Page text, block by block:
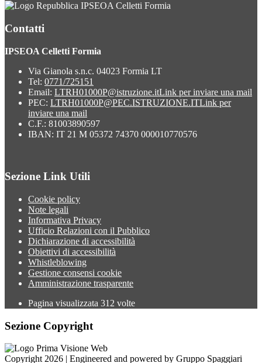
IPSEOA Celletti Formia
Contatti
IPSEOA Celletti Formia
Via Gianola s.n.c. 04023 Formia LT
Tel: 0771/725151
Email: LTRH01000P@istruzione.itLink per inviare una mail
PEC: LTRH01000P@PEC.ISTRUZIONE.ITLink per
inviare una mail
C.F.: 81003890597
IBAN: IT 21 M 05372 74370 000010770576
Sezione Link Utili
Cookie policy
Note legali
Informativa Privacy
Ufficio Relazioni con il Pubblico
Dichiarazione di accessibilità
Obiettivi di accessibilità
Whistleblowing
Gestione consensi cookie
Amministrazione trasparente
Pagina visualizzata 312 volte
Sezione Copyright
Copyright 2026 | Engineered and powered by Gruppo Spaggiari